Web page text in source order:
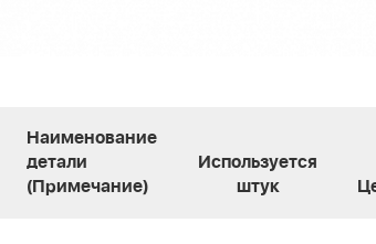
Наименование
детали
(Примечание)
Используется
штук